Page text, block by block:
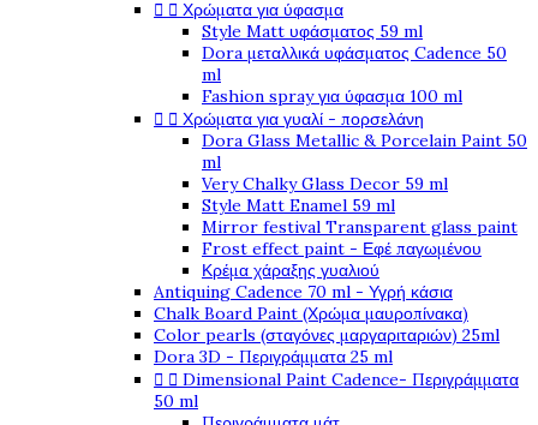
  Χρώματα για ύφασμα
Style Matt υφάσματος 59 ml
Dora μεταλλικά υφάσματος Cadence 50
ml
Fashion spray για ύφασμα 100 ml
  Χρώματα για γυαλί - πορσελάνη
Dora Glass Metallic & Porcelain Paint 50
ml
Very Chalky Glass Decor 59 ml
Style Matt Enamel 59 ml
Mirror festival Transparent glass paint
Frost effect paint - Εφέ παγωμένου
Κρέμα χάραξης γυαλιού
Antiquing Cadence 70 ml - Υγρή κάσια
Chalk Board Paint (Χρώμα μαυροπίνακα)
Color pearls (σταγόνες μαργαριταριών) 25ml
Dora 3D - Περιγράμματα 25 ml
  Dimensional Paint Cadence- Περιγράμματα
50 ml